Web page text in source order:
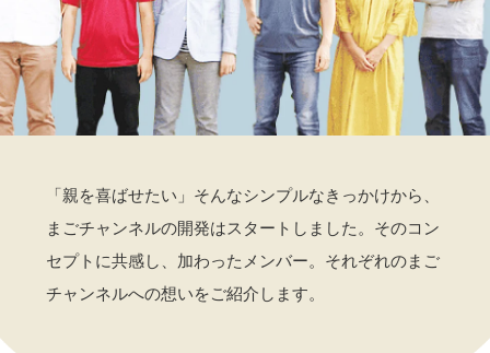
「親を喜ばせたい」そんなシンプルなきっかけから、
まごチャンネルの開発はスタートしました。そのコン
セプトに共感し、加わったメンバー。それぞれのまご
チャンネルへの想いをご紹介します。